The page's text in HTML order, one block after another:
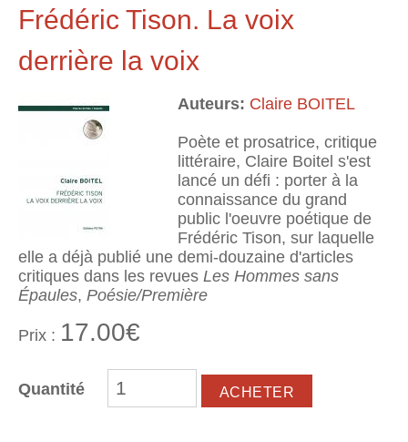
Frédéric Tison. La voix
derrière la voix
Auteurs: Claire BOITEL
Poète et prosatrice, critique
littéraire, Claire Boitel s'est
lancé un défi : porter à la
connaissance du grand
public l'oeuvre poétique de
Frédéric Tison, sur laquelle
elle a déjà publié une demi-douzaine d'articles
critiques dans les revues Les Hommes sans
Épaules, Poésie/Première
Prix : 17.00€
Quantité